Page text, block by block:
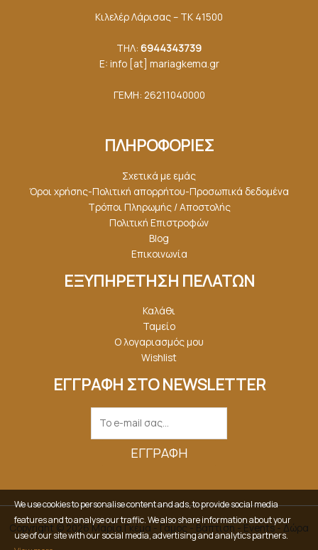
Κιλελέρ Λάρισας – ΤΚ 41500
ΤΗΛ: 6944343739
E: info [at] mariagkemα.gr
ΓΕΜΗ: 26211040000
ΠΛΗΡΟΦΟΡΙΕΣ
Σχετικά με εμάς
Όροι χρήσης-Πολιτική απορρήτου-Προσωπικά δεδομένα
Τρόποι Πληρωμής / Αποστολής
Πολιτική Επιστροφών
Blog
Επικοινωνία
ΕΞΥΠΗΡΕΤΗΣΗ ΠΕΛΑΤΩΝ
Καλάθι
Ταμείο
Ο λογαριασμός μου
Wishlist
ΕΓΓΡΑΦΗ ΣΤΟ NEWSLETTER
ΕΓΓΡΑΦΉ
Copyright © 2026 Μαρία Γκέμα - Γάμος - Βάπτιση - Events - Δώρα
We use cookies to personalise content and ads, to provide social media
features and to analyse our traffic. We also share information about your
use of our site with our social media, advertising and analytics partners.